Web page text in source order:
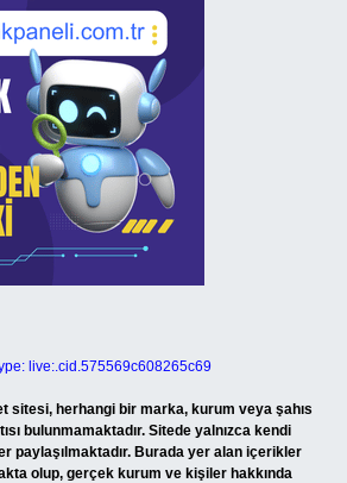
live:.cid.575569c608265c69
sitesi, herhangi bir marka, kurum veya şahıs
bulunmamaktadır. Sitede yalnızca kendi
paylaşılmaktadır. Burada yer alan içerikler
olup, gerçek kurum ve kişiler hakkında